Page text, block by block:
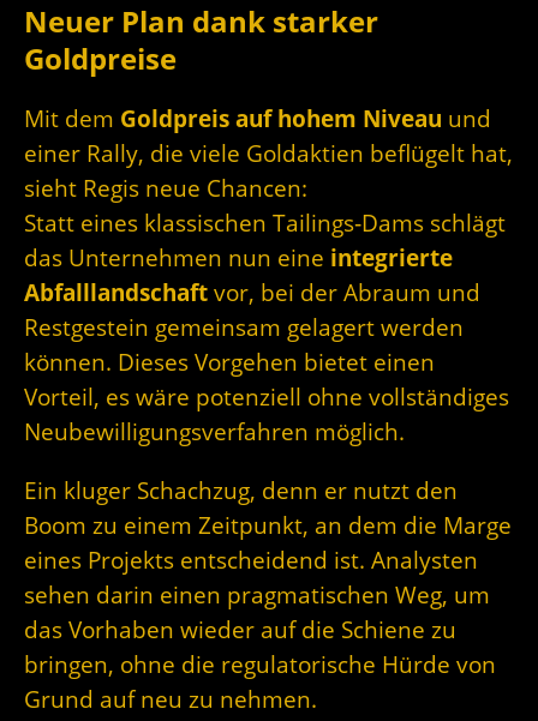
Neuer Plan dank starker
Goldpreise
Mit dem Goldpreis auf hohem Niveau und
einer Rally, die viele Goldaktien beflügelt hat,
sieht Regis neue Chancen:
Statt eines klassischen Tailings‑Dams schlägt
das Unternehmen nun eine integrierte
Abfalllandschaft vor, bei der Abraum und
Restgestein gemeinsam gelagert werden
können. Dieses Vorgehen bietet einen
Vorteil, es wäre potenziell ohne vollständiges
Neubewilligungsverfahren möglich.
Ein kluger Schachzug, denn er nutzt den
Boom zu einem Zeitpunkt, an dem die Marge
eines Projekts entscheidend ist. Analysten
sehen darin einen pragmatischen Weg, um
das Vorhaben wieder auf die Schiene zu
bringen, ohne die regulatorische Hürde von
Grund auf neu zu nehmen.